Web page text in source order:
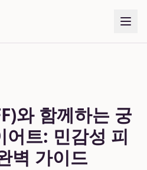
와 함께하는 궁
어트: 민감성 피
벽 가이드